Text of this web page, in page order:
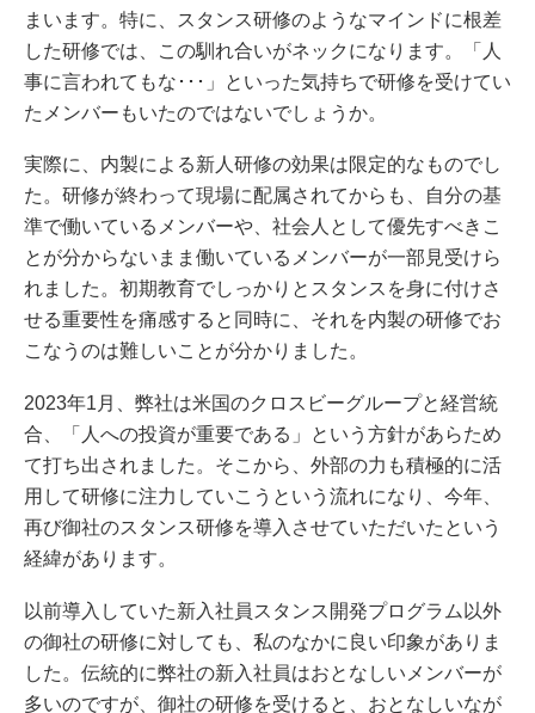
まいます。特に、スタンス研修のようなマインドに根差
した研修では、この馴れ合いがネックになります。「人
事に言われてもな･･･」といった気持ちで研修を受けてい
たメンバーもいたのではないでしょうか。
実際に、内製による新人研修の効果は限定的なものでし
た。研修が終わって現場に配属されてからも、自分の基
準で働いているメンバーや、社会人として優先すべきこ
とが分からないまま働いているメンバーが一部見受けら
れました。初期教育でしっかりとスタンスを身に付けさ
せる重要性を痛感すると同時に、それを内製の研修でお
こなうのは難しいことが分かりました。
2023年1月、弊社は米国のクロスビーグループと経営統
合、「人への投資が重要である」という方針があらため
て打ち出されました。そこから、外部の力も積極的に活
用して研修に注力していこうという流れになり、今年、
再び御社のスタンス研修を導入させていただいたという
経緯があります。
以前導入していた新入社員スタンス開発プログラム以外
の御社の研修に対しても、私のなかに良い印象がありま
した。伝統的に弊社の新入社員はおとなしいメンバーが
多いのですが、御社の研修を受けると、おとなしいなが